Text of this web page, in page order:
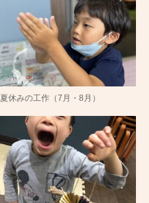
夏休みの工作（7月・8月）